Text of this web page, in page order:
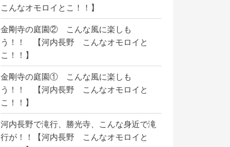
こんなオモロイとこ！！】
金剛寺の庭園② こんな風に楽しも
う！！ 【河内長野 こんなオモロイと
こ！！】
金剛寺の庭園① こんな風に楽しも
う！！ 【河内長野 こんなオモロイと
こ！！】
河内長野で滝行、勝光寺、こんな身近で滝
行が！！【河内長野 こんなオモロイと